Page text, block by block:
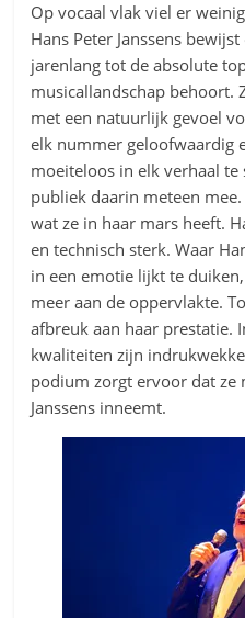
Op vocaal vlak viel er
Hans Peter Janssens
jarenlang tot de absolute
musicallandschap behoort.
met een natuurlijk gevoel
elk nummer geloofwaardig
moeiteloos in elk verhaal
publiek daarin meteen
wat ze in haar mars heeft.
en technisch sterk. Waar
in een emotie lijkt te
meer aan de oppervlakte.
afbreuk aan haar prestatie.
kwaliteiten zijn
podium zorgt ervoor dat ze
Janssens inneemt.